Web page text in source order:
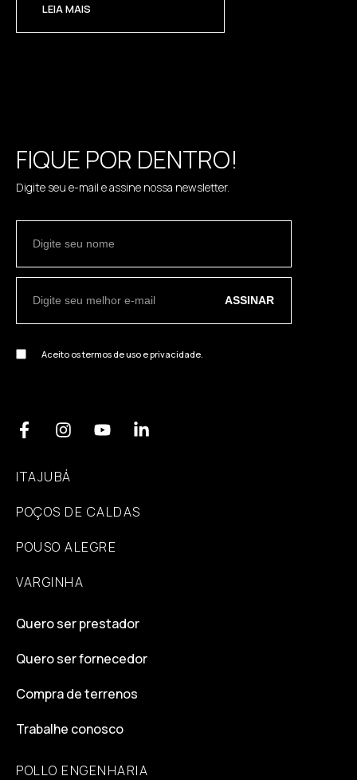
LEIA MAIS
FIQUE POR DENTRO!
Digite seu e-mail e assine nossa newsletter.
Aceito os termos de uso e privacidade.
ASSINAR
POLLO ENGENHARIA
ITAJUBÁ
POÇOS DE CALDAS
POUSO ALEGRE
VARGINHA
Quero ser prestador
Quero ser fornecedor
Compra de terrenos
Trabalhe conosco